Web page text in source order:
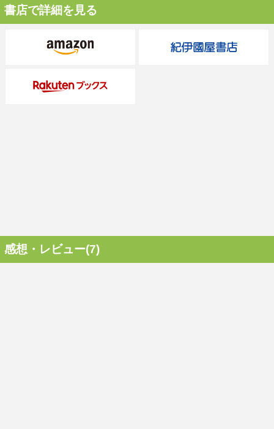
書店で詳細を見る
感想・レビュー(7)